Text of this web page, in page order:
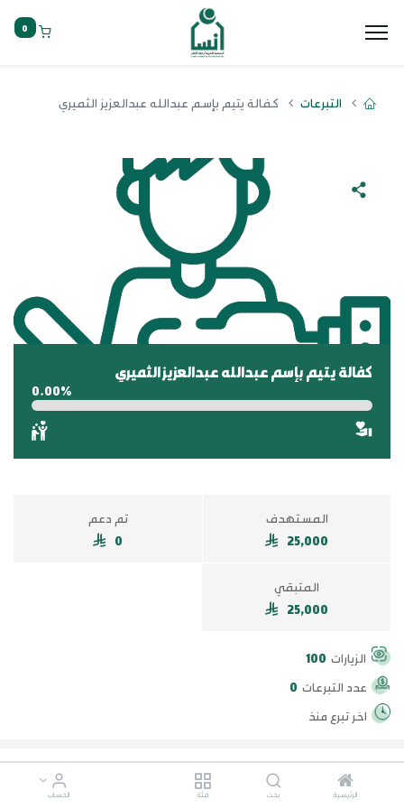
الرئيسية بحث فئة الحساب
0
التبرعات كفالة يتيم بإسم عبدالله عبدالعزيز الثميري
كفالة يتيم بإسم عبدالله عبدالعزيز الثميري
0.00%
المستهدف
25,000
تم دعم
0
المتبقي
25,000
الزيارات 100
عدد التبرعات 0
اخر تبرع منذ
10
50
500